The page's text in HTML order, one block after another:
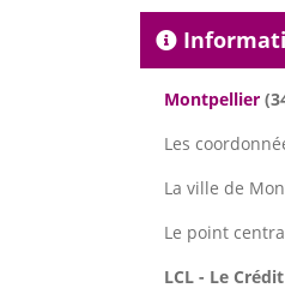
Montpellier
Les
La ville de
Le point
LCL - Le